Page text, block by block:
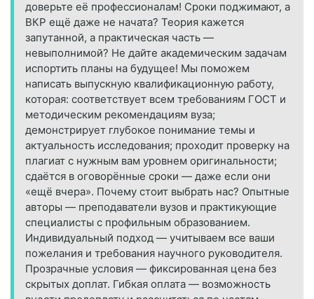
доверьте её профессионалам! Сроки поджимают, а
ВКР ещё даже не начата? Теория кажется
запутанной, а практическая часть —
невыполнимой? Не дайте академическим задачам
испортить планы на будущее! Мы поможем
написать выпускную квалификационную работу,
которая: соответствует всем требованиям ГОСТ и
методическим рекомендациям вуза;
демонстрирует глубокое понимание темы и
актуальность исследования; проходит проверку на
плагиат с нужным вам уровнем оригинальности;
сдаётся в оговорённые сроки — даже если они
«ещё вчера». Почему стоит выбрать нас? Опытные
авторы — преподаватели вузов и практикующие
специалисты с профильным образованием.
Индивидуальный подход — учитываем все ваши
пожелания и требования научного руководителя.
Прозрачные условия — фиксированная цена без
скрытых доплат. Гибкая оплата — возможность